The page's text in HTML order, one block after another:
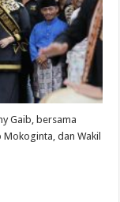
Gaib, bersama
Mokoginta, dan Wakil